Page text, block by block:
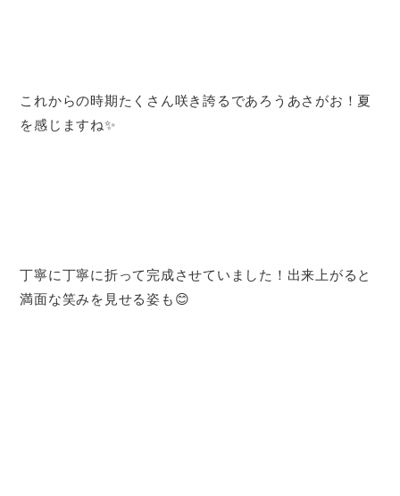
これからの時期たくさん咲き誇るであろうあさがお！夏
を感じますね✨
丁寧に丁寧に折って完成させていました！出来上がると
満面な笑みを見せる姿も😊